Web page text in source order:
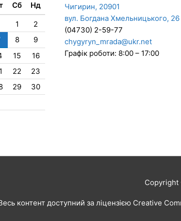
Сб Нд
1
2
8
9
15
16
22
23
29
30
Чигирин, 20901
вул. Богдана Хмельницького, 26
(04730) 2-59-77
chygyryn_mrada@ukr.net
Графік роботи: 8:00 – 17:00
контент доступний за ліцензією Creative